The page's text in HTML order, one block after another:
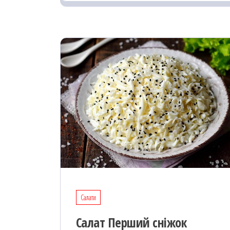
k on ис
Салати
Салат Перший сніжок